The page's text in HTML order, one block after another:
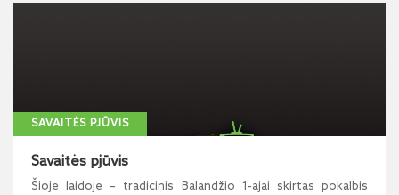
SAVAITĖS PJŪVIS
Savaitės pjūvis
Šioje laidoje – tradicinis Balandžio 1-ajai skirtas pokalbis